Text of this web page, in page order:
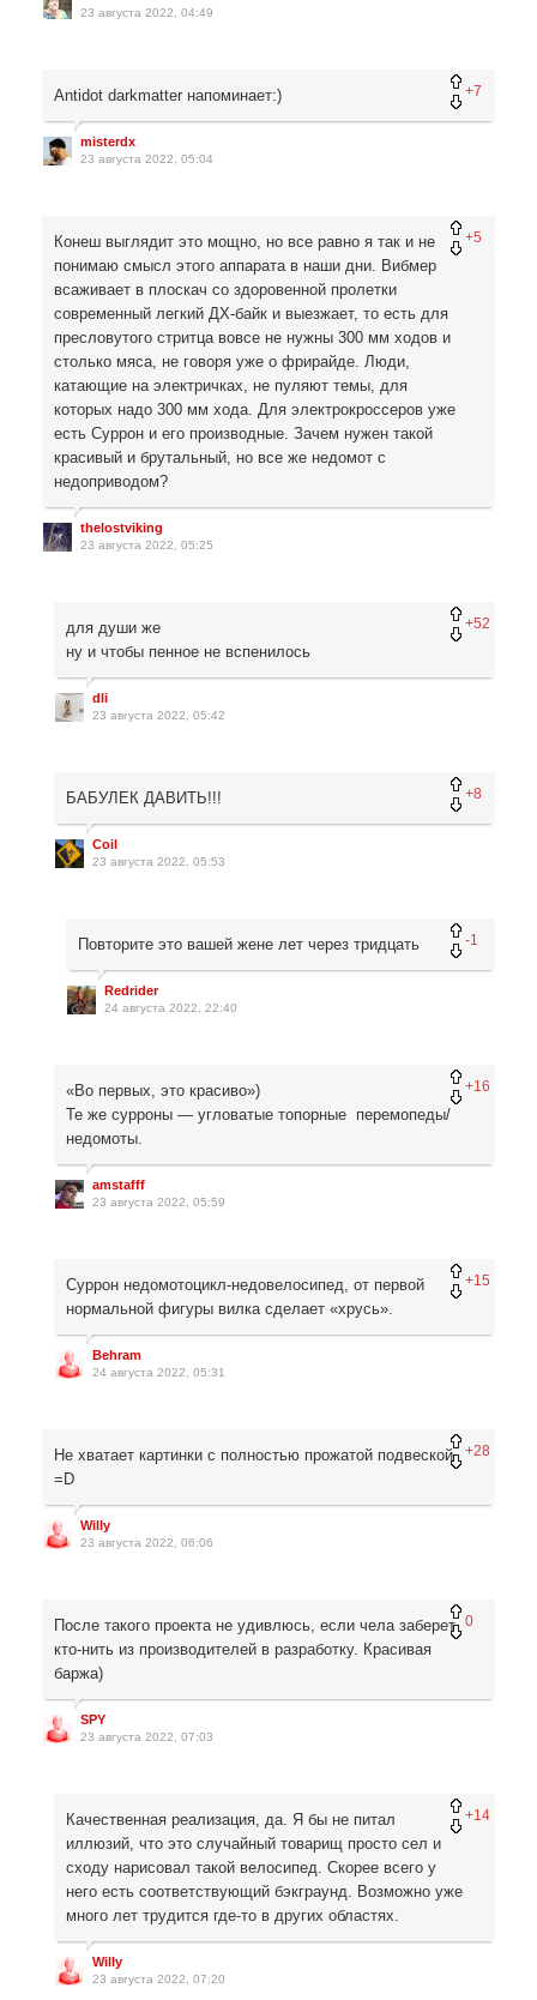
23 августа 2022, 04:49
+7
Antidot darkmatter напоминает:)
misterdx
23 августа 2022, 05:04
+5
Конеш выглядит это мощно, но все равно я так и не
понимаю смысл этого аппарата в наши дни. Вибмер
всаживает в плоскач со здоровенной пролетки
современный легкий ДХ-байк и выезжает, то есть для
пресловутого стритца вовсе не нужны 300 мм ходов и
столько мяса, не говоря уже о фрирайде. Люди,
катающие на электричках, не пуляют темы, для
которых надо 300 мм хода. Для электрокроссеров уже
есть Суррон и его производные. Зачем нужен такой
красивый и брутальный, но все же недомот с
недоприводом?
thelostviking
23 августа 2022, 05:25
+52
для души же
ну и чтобы пенное не вспенилось
dli
23 августа 2022, 05:42
+8
БАБУЛЕК ДАВИТЬ!!!
Coil
23 августа 2022, 05:53
-1
Повторите это вашей жене лет через тридцать
Redrider
24 августа 2022, 22:40
+16
«Во первых, это красиво»)
Те же сурроны — угловатые топорные перемопеды/
недомоты.
amstafff
23 августа 2022, 05:59
+15
Суррон недомотоцикл-недовелосипед, от первой
нормальной фигуры вилка сделает «хрусь».
Behram
24 августа 2022, 05:31
+28
Не хватает картинки с полностью прожатой подвеской
=D
Willy
23 августа 2022, 06:06
0
После такого проекта не удивлюсь, если чела заберет
кто-нить из производителей в разработку. Красивая
баржа)
SPY
23 августа 2022, 07:03
+14
Качественная реализация, да. Я бы не питал
иллюзий, что это случайный товарищ просто сел и
сходу нарисовал такой велосипед. Скорее всего у
него есть соответствующий бэкграунд. Возможно уже
много лет трудится где-то в других областях.
Willy
23 августа 2022, 07:20